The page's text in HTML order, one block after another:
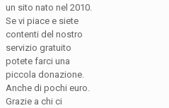
un sito nato nel 2010.
Se vi piace e siete
contenti del nostro
servizio gratuito
potete farci una
piccola donazione.
Anche di pochi euro.
Grazie a chi ci